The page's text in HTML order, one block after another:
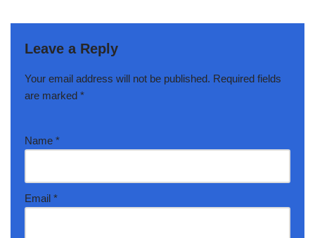
Leave a Reply
Your email address will not be published. Required fields
are marked *
Name *
Email *